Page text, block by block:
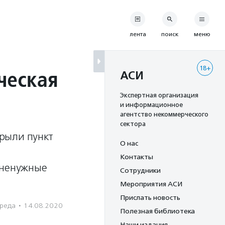
пункт
· 14.08.2020
лента поиск меню
18+
АСИ
Экспертная организация
и информационное
агентство некоммерческого
сектора
О нас
Контакты
Сотрудники
Мероприятия АСИ
Прислать новость
Полезная библиотека